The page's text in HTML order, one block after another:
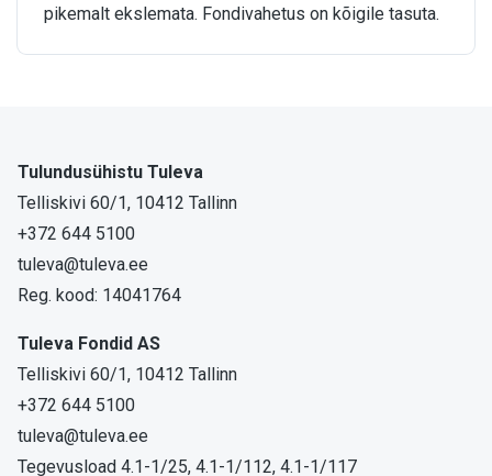
pikemalt ekslemata. Fondivahetus on kõigile tasuta.
Tulundusühistu Tuleva
Telliskivi 60/1, 10412 Tallinn
+372 644 5100
tuleva@tuleva.ee
Reg. kood: 14041764
Tuleva Fondid AS
Telliskivi 60/1, 10412 Tallinn
+372 644 5100
tuleva@tuleva.ee
Tegevusload 4.1-1/25, 4.1-1/112, 4.1-1/117